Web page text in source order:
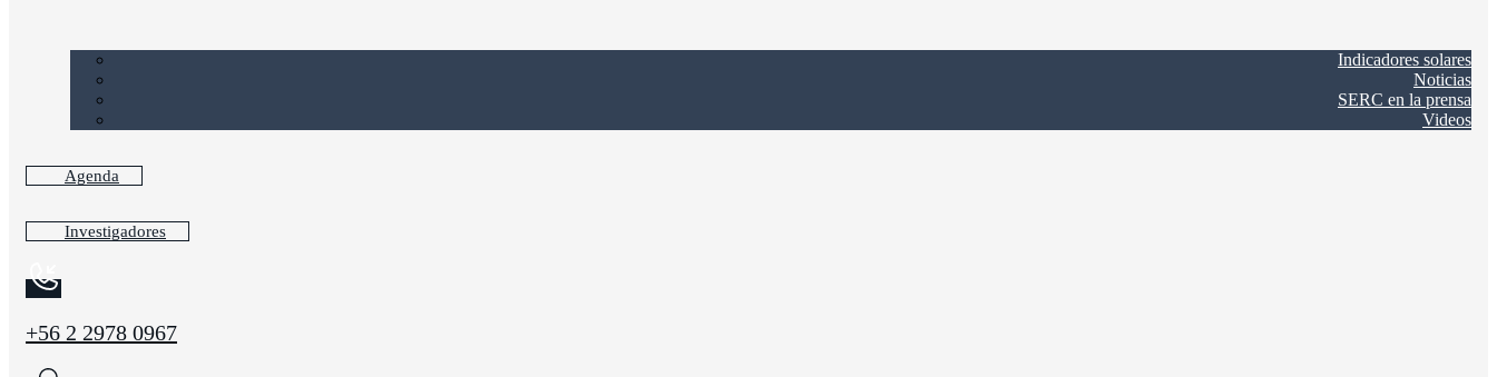
Indicadores solares
Noticias
SERC en la prensa
Videos
Agenda
Investigadores
+56 2 2978 0967